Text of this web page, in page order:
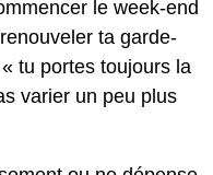
le week-end
ta garde-
tu portes toujours la
varier un peu plus